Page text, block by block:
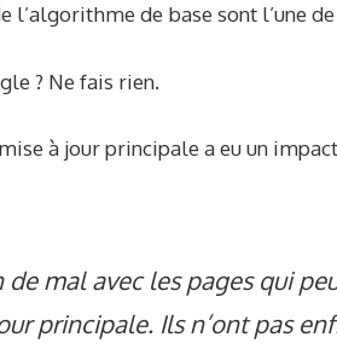
l’algorithme de base sont l’une
? Ne fais rien.
à jour principale a eu un
de mal avec les pages qui
principale. Ils n’ont pas